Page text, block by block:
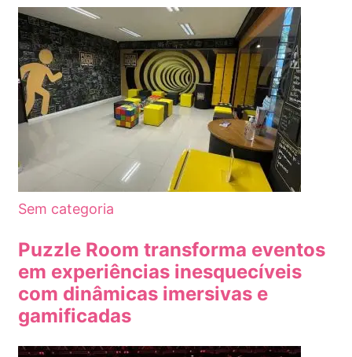
Sem categoria
Puzzle Room transforma eventos
em experiências inesquecíveis
com dinâmicas imersivas e
gamificadas